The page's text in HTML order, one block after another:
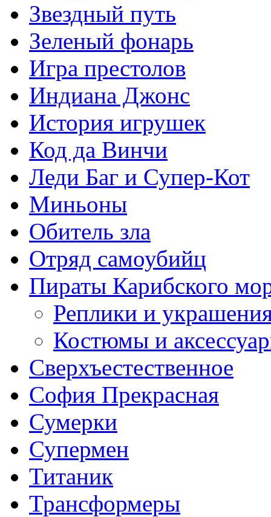
Звездный путь
Зеленый фонарь
Игра престолов
Индиана Джонс
История игрушек
Код да Винчи
Леди Баг и Супер-Кот
Миньоны
Обитель зла
Отряд самоубийц
Пираты Карибского
Реплики и
Костюмы и
Сверхъестественное
София Прекрасная
Сумерки
Супермен
Титаник
Трансформеры